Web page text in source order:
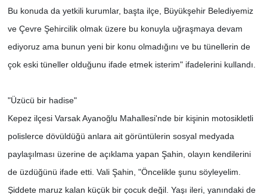
Bu konuda da yetkili kurumlar, başta ilçe, Büyükşehir Belediyemiz
ve Çevre Şehircilik olmak üzere bu konuyla uğraşmaya devam
ediyoruz ama bunun yeni bir konu olmadığını ve bu tünellerin de
çok eski tüneller olduğunu ifade etmek isterim" ifadelerini kullandı.
"Üzücü bir hadise"
Kepez ilçesi Varsak Ayanoğlu Mahallesi'nde bir kişinin motosikletli
polislerce dövüldüğü anlara ait görüntülerin sosyal medyada
paylaşılması üzerine de açıklama yapan Şahin, olayın kendilerini
de üzdüğünü ifade etti. Vali Şahin, "Öncelikle şunu söyleyelim.
Şiddete maruz kalan küçük bir çocuk değil. Yaşı ileri, yanındaki de